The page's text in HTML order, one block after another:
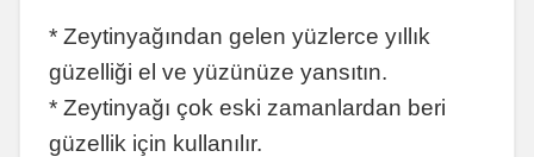
* Zeytinyağından gelen yüzlerce yıllık
güzelliği el ve yüzünüze yansıtın.
* Zeytinyağı çok eski zamanlardan beri
güzellik için kullanılır.